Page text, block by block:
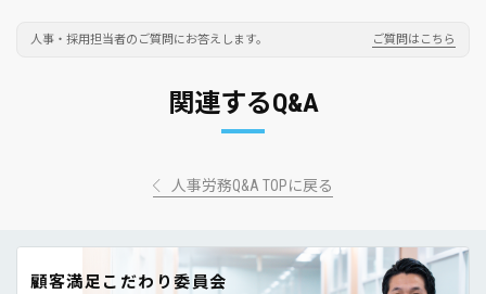
人事・採用担当者のご質問にお答えします。 ご質問はこちら
関連するQ&A
人事労務Q&A TOPに戻る
顧客満足こだわり委員会